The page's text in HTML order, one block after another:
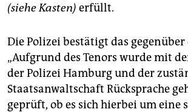
(siehe Kasten) erfüllt.
Die Polizei bestätigt das gegenüber
„Aufgrund des Tenors wurde mit
der Polizei Hamburg und der
Staatsanwaltschaft Rücksprache
geprüft, ob es sich hierbei um eine